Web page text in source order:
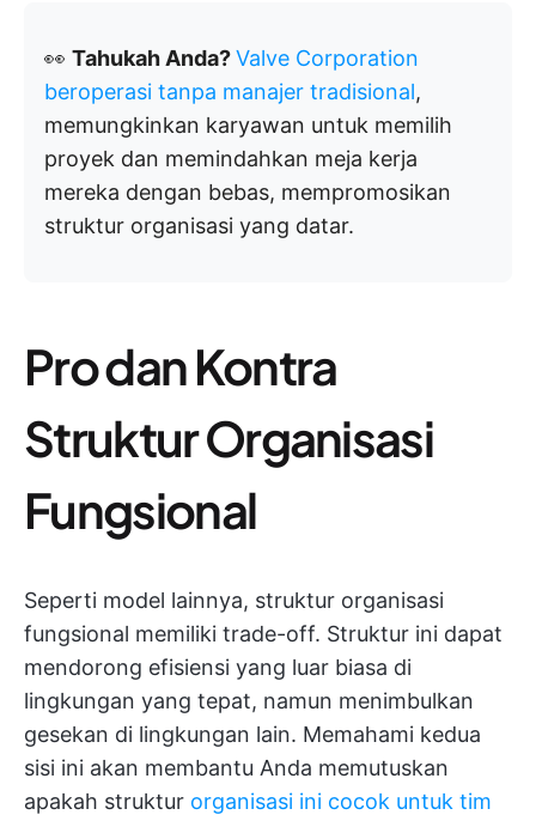
👀 Tahukah Anda?Valve Corporation
beroperasi tanpa manajer tradisional,
memungkinkan karyawan untuk memilih
proyek dan memindahkan meja kerja
mereka dengan bebas, mempromosikan
struktur organisasi yang datar.
Pro dan Kontra
Struktur Organisasi
Fungsional
Seperti model lainnya, struktur organisasi
fungsional memiliki trade-off. Struktur ini dapat
mendorong efisiensi yang luar biasa di
lingkungan yang tepat, namun menimbulkan
gesekan di lingkungan lain. Memahami kedua
sisi ini akan membantu Anda memutuskan
apakah struktur organisasi ini cocok untuk tim